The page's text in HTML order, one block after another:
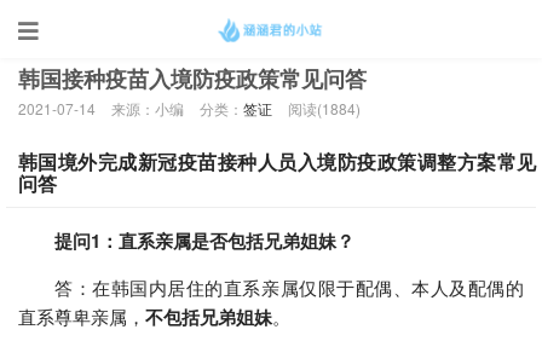
当前位置：
韩国接种疫苗入境防疫政策常见问答
2021-07-14 来源：小编 分类： 签证 阅读(1884)
韩国境外完成新冠疫苗接种人员入境防疫政策调整方案常见
问答
提问1：直系亲属是否包括兄弟姐妹？
答：在韩国内居住的直系亲属仅限于配偶、本人及配偶的
直系尊卑亲属， 不包括兄弟姐妹。